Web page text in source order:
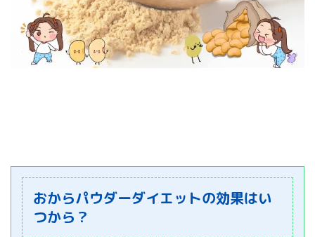
おからパウダーダイエットの効果はい
つから？